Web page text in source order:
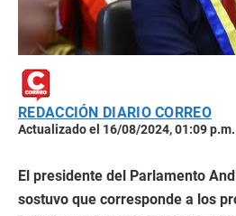
REDACCIÓN DIARIO CORREO
Actualizado el 16/08/2024, 01:09 p.m.
El presidente del Parlamento
sostuvo que corresponde a los